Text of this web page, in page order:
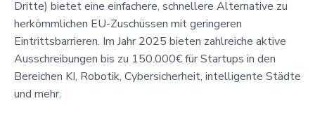
Dritte) bietet eine einfachere, schnellere Alternative zu
herkömmlichen EU-Zuschüssen mit geringeren
Eintrittsbarrieren. Im Jahr 2025 bieten zahlreiche aktive
Ausschreibungen bis zu 150.000€ für Startups in den
Bereichen KI, Robotik, Cybersicherheit, intelligente Städte
und mehr.